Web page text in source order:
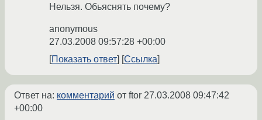
Нельзя. Обьяснять почему?
anonymous
27.03.2008 09:57:28 +00:00
Показать ответ
Ссылка
Ответ на: комментарий от ftor 27.03.2008 09:47:42
+00:00